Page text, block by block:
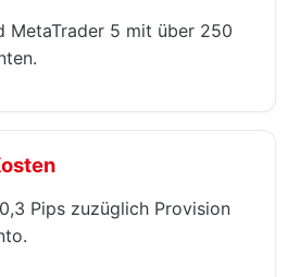
MetaTrader 5 mit über 250
Pips zuzüglich Provision